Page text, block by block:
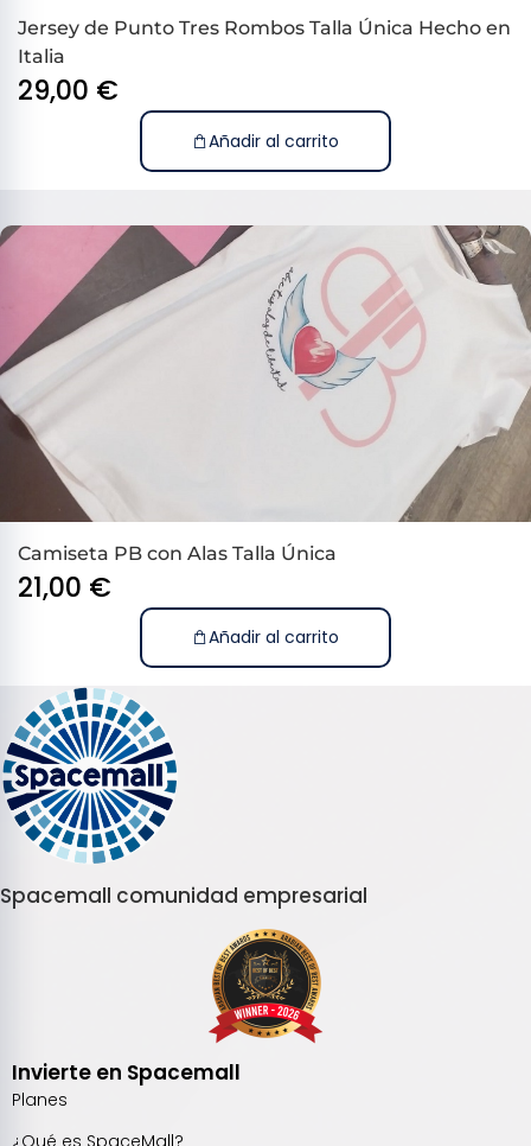
Jersey de Punto Tres Rombos Talla Única Hecho en
Italia
29,00 €
Añadir al carrito
Camiseta PB con Alas Talla Única
21,00 €
Añadir al carrito
Spacemall comunidad empresarial
Invierte en Spacemall
Planes